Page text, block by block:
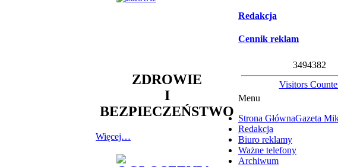
ZDROWIE
I
BEZPIECZEŃSTWO
Więcej…
Redakcja
Cennik reklam
3494382
Visitors
Menu
Strona GłównaGazeta
Redakcja
Biuro reklamy
Ważne telefony
Archiwum